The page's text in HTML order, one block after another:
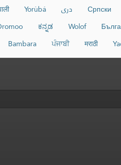
Yorùbá دری Српски
ಕನ್ನಡ Wolof
Bambara ਪੰਜਾਬੀ मराठी